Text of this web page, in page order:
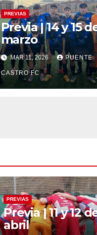
PREVIAS
Previa | 14 y 15
marzo
MAR 11, 2026 PUENTE
CASTRO FC
PREVIAS
Previa | 11 y 12
abril